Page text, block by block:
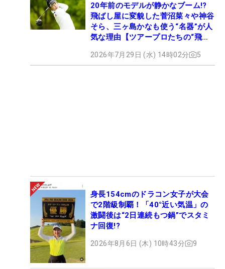
20年前のモデルが静かなブーム!?
飛ばし屋に変貌した菅沼菜々や神谷
そら、三ヶ島かなも使う“名器”が人
気な理由【ツアープロたちの“飛ば
2026年7月29日 (水) 14時02分 5
身長154cmのドラコン女子が大会
で2階級制覇！「40°近い気温」の
激闘後は“2日連続もつ鍋”でスタミ
ナ回復!?
2026年8月6日 (木) 10時43分 9